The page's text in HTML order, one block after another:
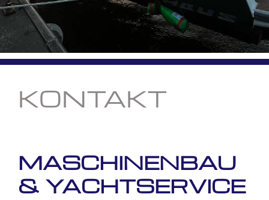
KONTAKT
MASCHINENBAU
& YACHTSERVICE